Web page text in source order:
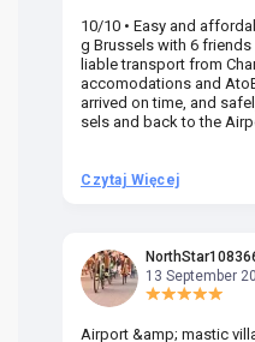
10/10 • Easy and
g Brussels with 6 friends
liable transport from
accomodations and
arrived on time, and
sels and back to the
Czytaj Więcej
13 September
Airport &amp; mastic